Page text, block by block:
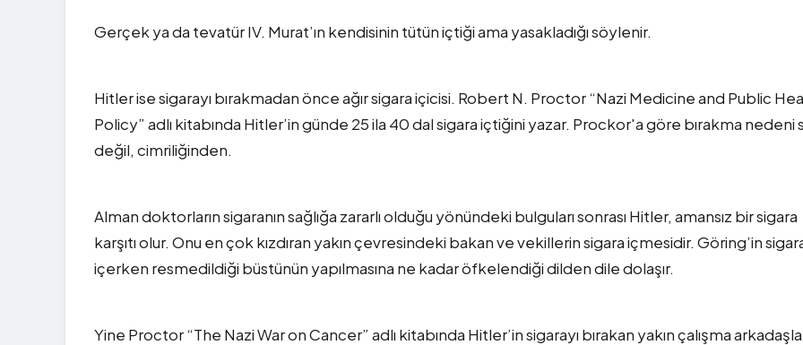
Gerçek ya da tevatür IV. Murat’ın kendisinin tütün içtiği ama yasakladığı söylenir.
Hitler ise sigarayı bırakmadan önce ağır sigara içicisi. Robert N. Proctor “Nazi Medicine and Public
Policy” adlı kitabında Hitler’in günde 25 ila 40 dal sigara içtiğini yazar. Prockor'a göre bırakma nedeni
değil, cimriliğinden.
Alman doktorların sigaranın sağlığa zararlı olduğu yönündeki bulguları sonrası Hitler, amansız bir sigara
karşıtı olur. Onu en çok kızdıran yakın çevresindeki bakan ve vekillerin sigara içmesidir. Göring’in
içerken resmedildiği büstünün yapılmasına ne kadar öfkelendiği dilden dile dolaşır.
Yine Proctor “The Nazi War on Cancer” adlı kitabında Hitler’in sigarayı bırakan yakın çalışma